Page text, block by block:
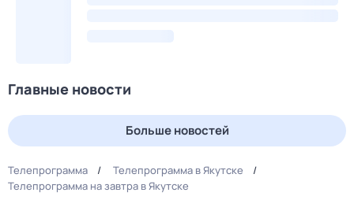
Главные новости
Больше новостей
Телепрограмма
Телепрограмма в Якутске
Телепрограмма на завтра в Якутске